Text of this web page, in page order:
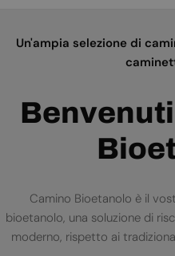
Un'ampia selezione di
Camino Bioetanolo è il
bioetanolo, una soluzione di
moderno, rispetto ai